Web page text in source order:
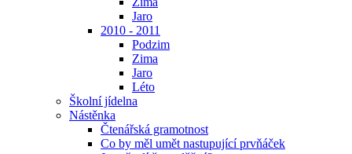
Jaro
2010 - 2011
Podzim
Zima
Jaro
Léto
Školní jídelna
Nástěnka
Čtenářská gramotnost
Co by měl umět nastupující prvňáček